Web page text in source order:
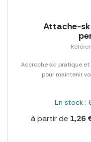
Attache-
Accroche ski pratique
pour maintenir
En stock :
à partir de 1,26